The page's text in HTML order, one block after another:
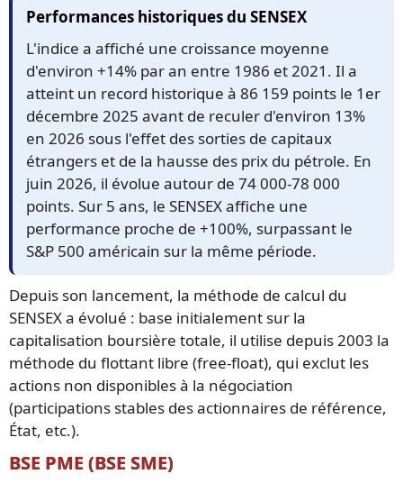
Performances historiques du SENSEX
L'indice a affiché une croissance moyenne
d'environ +14% par an entre 1986 et 2021. Il a
atteint un record historique à 86 159 points le 1er
décembre 2025 avant de reculer d'environ 13%
en 2026 sous l'effet des sorties de capitaux
étrangers et de la hausse des prix du pétrole. En
juin 2026, il évolue autour de 74 000-78 000
points. Sur 5 ans, le SENSEX affiche une
performance proche de +100%, surpassant le
S&P 500 américain sur la même période.
Depuis son lancement, la méthode de calcul du
SENSEX a évolué : base initialement sur la
capitalisation boursière totale, il utilise depuis 2003 la
méthode du flottant libre (free-float), qui exclut les
actions non disponibles à la négociation
(participations stables des actionnaires de référence,
État, etc.).
BSE PME (BSE SME)